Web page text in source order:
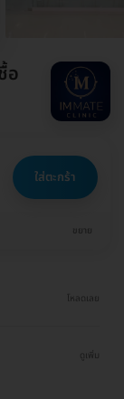
อ
ใส่ตะกร้า
ขยาย
โหลดเลย
ดูเพิ่ม